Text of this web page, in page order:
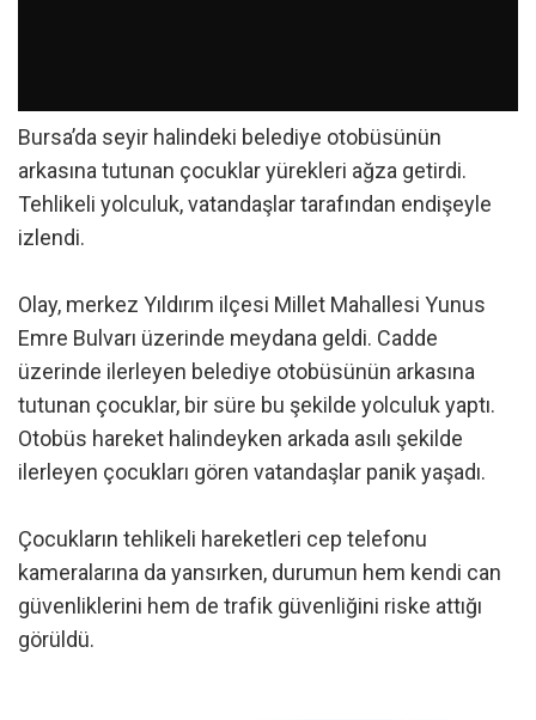
Bursa’da seyir halindeki belediye otobüsünün
arkasına tutunan çocuklar yürekleri ağza getirdi.
Tehlikeli yolculuk, vatandaşlar tarafından endişeyle
izlendi.
Olay, merkez Yıldırım ilçesi Millet Mahallesi Yunus
Emre Bulvarı üzerinde meydana geldi. Cadde
üzerinde ilerleyen belediye otobüsünün arkasına
tutunan çocuklar, bir süre bu şekilde yolculuk yaptı.
Otobüs hareket halindeyken arkada asılı şekilde
ilerleyen çocukları gören vatandaşlar panik yaşadı.
Çocukların tehlikeli hareketleri cep telefonu
kameralarına da yansırken, durumun hem kendi can
güvenliklerini hem de trafik güvenliğini riske attığı
görüldü.